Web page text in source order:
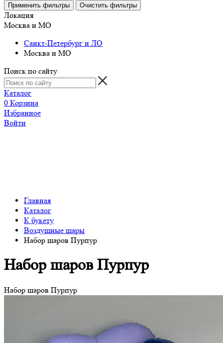
Локация
Москва и МО
Санкт-Петербург и ЛО
Москва и МО
Поиск по сайту
Каталог
0 Корзина
Избранное
Войти
Главная
Каталог
К букету
Воздушные шары
Набор шаров Пурпур
Набор шаров Пурпур
Набор шаров Пурпур